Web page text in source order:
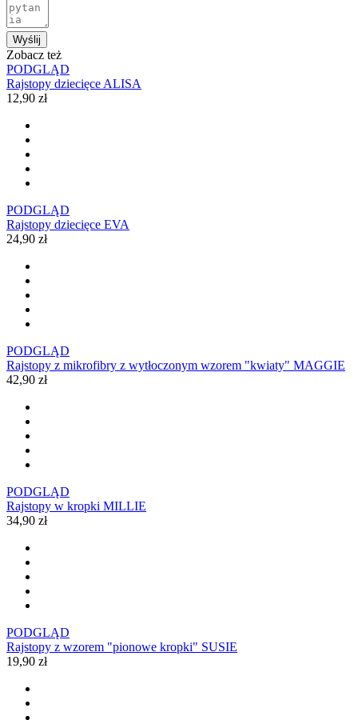
Wyślij
Zobacz też
PODGLĄD
Rajstopy dziecięce ALISA
12,90 zł
PODGLĄD
Rajstopy dziecięce EVA
24,90 zł
PODGLĄD
Rajstopy z mikrofibry z wytłoczonym wzorem "kwiaty" MAGGIE
42,90 zł
PODGLĄD
Rajstopy w kropki MILLIE
34,90 zł
PODGLĄD
Rajstopy z wzorem "pionowe kropki" SUSIE
19,90 zł